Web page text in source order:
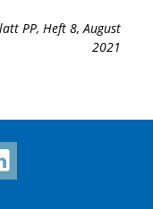
PP, Heft 8, August
2021